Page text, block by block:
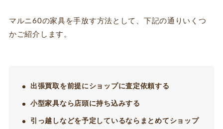
マルニ60の家具を手放す方法として、下記の通りいくつ
かご紹介します。
出張買取を前提にショップに査定依頼する
小型家具なら店頭に持ち込みする
引っ越しなどを予定しているならまとめてショップ